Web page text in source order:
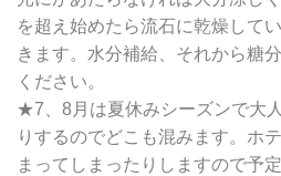
を超え始めたら流石に乾燥して
きます。水分補給、それから糖
ください。
★7、8月は夏休みシーズンで大
りするのでどこも混みます。ホ
まってしまったりしますので予